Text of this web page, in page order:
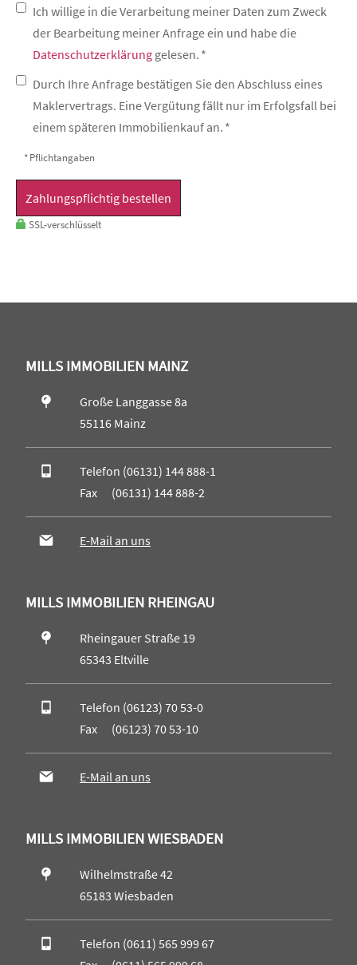
Ich willige in die Verarbeitung meiner Daten zum Zweck
der Bearbeitung meiner Anfrage ein und habe die
Datenschutzerklärung gelesen. *
Durch Ihre Anfrage bestätigen Sie den Abschluss eines
Maklervertrags. Eine Vergütung fällt nur im Erfolgsfall bei
einem späteren Immobilienkauf an. *
* Pflichtangaben
Zahlungspflichtig bestellen
SSL-verschlüsselt
MILLS IMMOBILIEN MAINZ
Große Langgasse 8a
55116 Mainz
Telefon (06131) 144 888-1
Fax (06131) 144 888-2
E-Mail an uns
MILLS IMMOBILIEN RHEINGAU
Rheingauer Straße 19
65343 Eltville
Telefon (06123) 70 53-0
Fax (06123) 70 53-10
E-Mail an uns
MILLS IMMOBILIEN WIESBADEN
Wilhelmstraße 42
65183 Wiesbaden
Telefon (0611) 565 999 67